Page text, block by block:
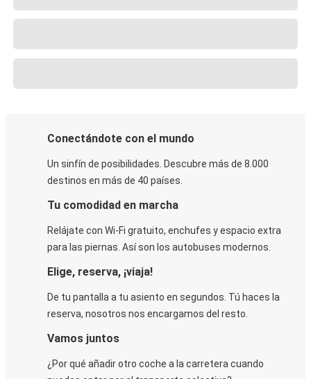
Conectándote con el mundo
Un sinfín de posibilidades. Descubre más de 8.000
destinos en más de 40 países.
Tu comodidad en marcha
Relájate con Wi-Fi gratuito, enchufes y espacio extra
para las piernas. Así son los autobuses modernos.
Elige, reserva, ¡viaja!
De tu pantalla a tu asiento en segundos. Tú haces la
reserva, nosotros nos encargamos del resto.
Vamos juntos
¿Por qué añadir otro coche a la carretera cuando